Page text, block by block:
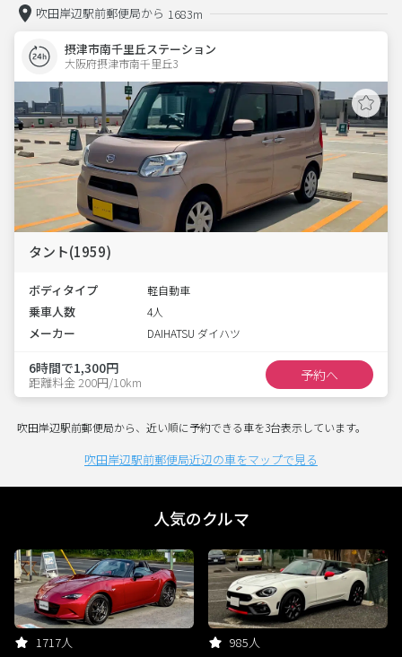
吹田岸辺駅前郵便局から 1683m
摂津市南千里丘ステーション
大阪府摂津市南千里丘3
タント(1959)
ボディタイプ 軽自動車
乗車人数 4人
メーカー DAIHATSU ダイハツ
6時間で1,300円
距離料金 200円/10km 予約へ
吹田岸辺駅前郵便局から、近い順に予約できる車を3台表示しています。
吹田岸辺駅前郵便局近辺の車をマップで見る
人気のクルマ
1717人 985人